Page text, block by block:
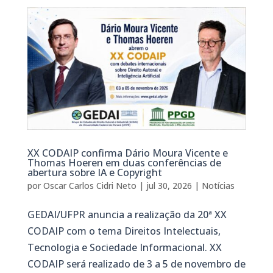
XX CODAIP confirma Dário Moura Vicente e
Thomas Hoeren em duas conferências de
abertura sobre IA e Copyright
por Oscar Carlos Cidri Neto | jul 30, 2026 | Notícias
GEDAI/UFPR anuncia a realização da 20ª XX
CODAIP com o tema Direitos Intelectuais,
Tecnologia e Sociedade Informacional. XX
CODAIP será realizado de 3 a 5 de novembro de